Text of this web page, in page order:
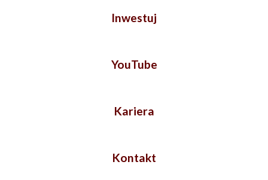
Inwestuj
YouTube
Kariera
Kontakt